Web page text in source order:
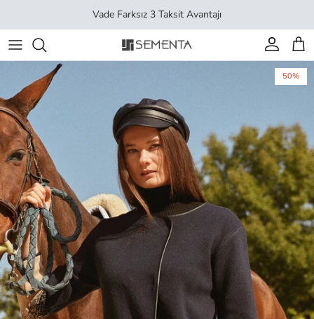
Vade Farksız 3 Taksit Avantajı
Hesap
50%